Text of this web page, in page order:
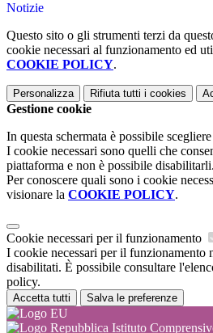
Notizie
Questo sito o gli strumenti terzi da
cookie necessari al funzionamento ed
COOKIE POLICY.
Personalizza Rifiuta tutti i cookies
Gestione cookie
In questa schermata è possibile
I cookie necessari sono quelli che
piattaforma e non è possibile disabilitarli.
Per conoscere quali sono i cookie
visionare la COOKIE POLICY.
Cookie necessari per il funzionamento
I cookie necessari per il funzionamento
disabilitati. È possibile consultare
policy.
Accetta tutti Salva le preferenze
Istituto